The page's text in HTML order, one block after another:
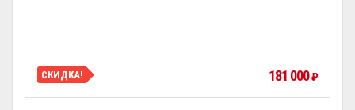
СКИДКА! 181 000₽